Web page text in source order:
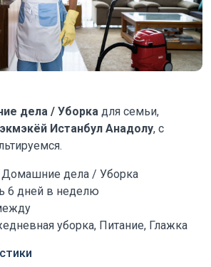
дела / Уборка для семьи,
Истанбул Анадолу, с
Домашние дела / Уборка
6 дней в неделю
уборка, Питание, Глажка